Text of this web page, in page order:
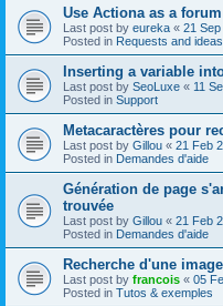
Use Actiona as a
Last post by eureka « 21
Posted in Requests and ideas
Inserting a variable
Last post by SeoLuxe « 11
Posted in Support
Metacaractères pour
Last post by Gillou « 21 Feb
Posted in Demandes d'aide
Génération de page
trouvée
Last post by Gillou « 21 Feb
Posted in Demandes d'aide
Recherche d'une
Last post by francois « 05
Posted in Tutos & exemples